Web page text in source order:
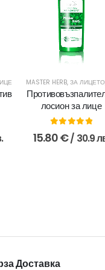
MASTER HERB, ЗА ЛИЦЕТО
лосион за лице
0 out of 5
15.80€/ 30.9
Доставка